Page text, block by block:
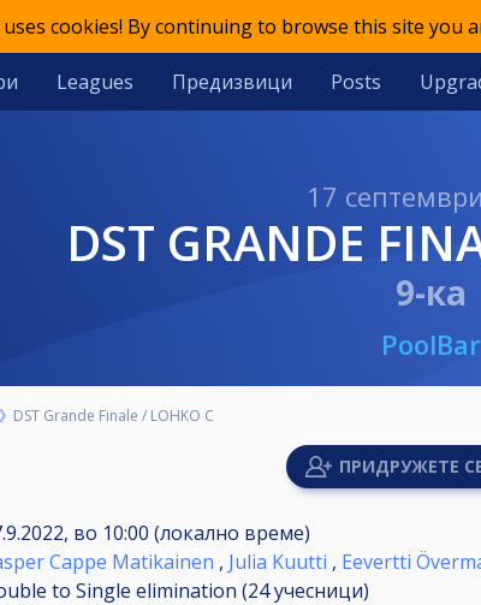
cookies! By continuing to browse this site you
Leagues Предизвици Posts
17
DST GRANDE
9-ка
PoolBar
DST Grande Finale / LOHKO C
во 10:00 (локално време)
Cappe Matikainen , Julia Kuutti , Eevertti
to Single elimination (24учесници)